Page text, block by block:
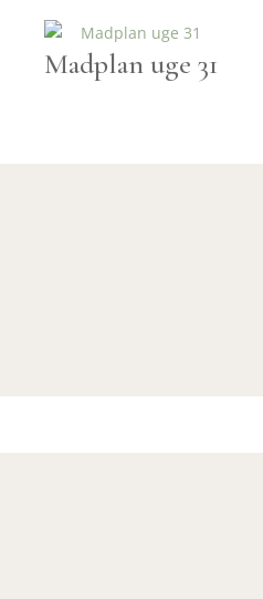
Madplan uge 31